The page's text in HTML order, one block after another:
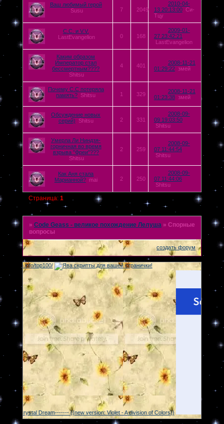
Ваш любимый герой
Susu
7 2049
2010-04-
13 20:13:00
Си-
Тцу
С.С. и V.V.
LastEvangelion
0 168
2009-01-
27 23:42:21
LastEvangelion
Каким образом
Император стал
бессмертным????
Shitsu
4 401
2008-11-21
01:29:22
змей
Почему С.С потеряла
память? Shitsu 1 329
2008-11-21
01:23:38
змей
Обсуждение новых
серий)
Shitsu 2 331
2008-09-
09 19:03:50
Shitsu
Умерла Ли Ниндзя-
горничная во время
взрыва "Фреи"???
Shitsu
2 259
2008-09-
07 11:44:54
Shitsu
Как Аня стала
Марианной?
mai 2 250
2008-09-
07 11:44:06
Shitsu
Страница: 1
» Code Geass - великое похождение Лелуша » Спорные
вопросы
создать форум